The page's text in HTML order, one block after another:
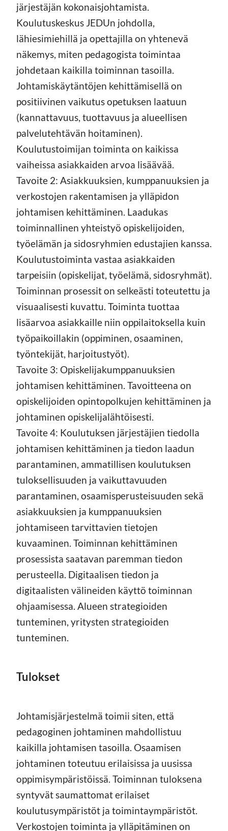
järjestäjän kokonaisjohtamista.
Koulutuskeskus JEDUn johdolla,
lähiesimiehillä ja opettajilla on yhtenevä
näkemys, miten pedagogista toimintaa
johdetaan kaikilla toiminnan tasoilla.
Johtamiskäytäntöjen kehittämisellä on
positiivinen vaikutus opetuksen laatuun
(kannattavuus, tuottavuus ja alueellisen
palvelutehtävän hoitaminen).
Koulutustoimijan toiminta on kaikissa
vaiheissa asiakkaiden arvoa lisäävää.
Tavoite 2: Asiakkuuksien, kumppanuuksien ja
verkostojen rakentamisen ja ylläpidon
johtamisen kehittäminen. Laadukas
toiminnallinen yhteistyö opiskelijoiden,
työelämän ja sidosryhmien edustajien kanssa.
Koulutustoiminta vastaa asiakkaiden
tarpeisiin (opiskelijat, työelämä, sidosryhmät).
Toiminnan prosessit on selkeästi toteutettu ja
visuaalisesti kuvattu. Toiminta tuottaa
lisäarvoa asiakkaille niin oppilaitoksella kuin
työpaikoillakin (oppiminen, osaaminen,
työntekijät, harjoitustyöt).
Tavoite 3: Opiskelijakumppanuuksien
johtamisen kehittäminen. Tavoitteena on
opiskelijoiden opintopolkujen kehittäminen ja
johtaminen opiskelijalähtöisesti.
Tavoite 4: Koulutuksen järjestäjien tiedolla
johtamisen kehittäminen ja tiedon laadun
parantaminen, ammatillisen koulutuksen
tuloksellisuuden ja vaikuttavuuden
parantaminen, osaamisperusteisuuden sekä
asiakkuuksien ja kumppanuuksien
johtamiseen tarvittavien tietojen
kuvaaminen. Toiminnan kehittäminen
prosessista saatavan paremman tiedon
perusteella. Digitaalisen tiedon ja
digitaalisten välineiden käyttö toiminnan
ohjaamisessa. Alueen strategioiden
tunteminen, yritysten strategioiden
tunteminen.
Tulokset
Johtamisjärjestelmä toimii siten, että
pedagoginen johtaminen mahdollistuu
kaikilla johtamisen tasoilla. Osaamisen
johtaminen toteutuu erilaisissa ja uusissa
oppimisympäristöissä. Toiminnan tuloksena
syntyvät saumattomat erilaiset
koulutusympäristöt ja toimintaympäristöt.
Verkostojen toiminta ja ylläpitäminen on